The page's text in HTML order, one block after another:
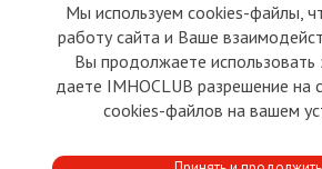
Постсоветских стран
Леонид Радченко Сергей Леонидов ,
Александрович Русаков,Kęstutis Čeponis,
Мы используем cookies-файлы,
работу сайта и Ваше
Вы продолжаете использовать
даете IMHOCLUB разрешение на
cookies-файлов на вашем